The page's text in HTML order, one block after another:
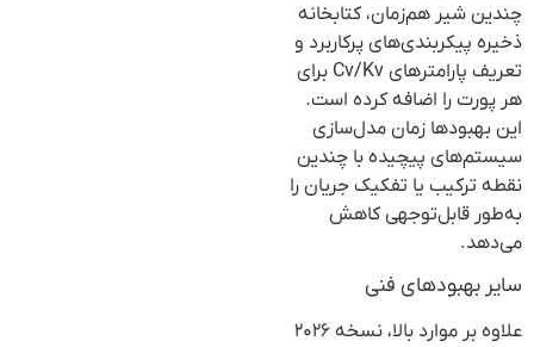
چندین شیر هم‌زمان، کتابخانه
ذخیره پیکربندی‌های پرکاربرد و
تعریف پارامترهای Cv/Kv برای
هر پورت را اضافه کرده است.
این بهبودها زمان مدل‌سازی
سیستم‌های پیچیده با چندین
نقطه ترکیب یا تفکیک جریان را
به‌طور قابل‌توجهی کاهش
می‌دهد.
سایر بهبودهای فنی
علاوه بر موارد بالا، نسخه ۲۰۲۶